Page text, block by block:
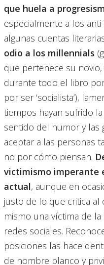
que huela a
especialmente a los
algunas cuentas
odio a los millennials
que pertenece su novio,
durante todo el libro
por ser ‘socialista’),
tiempos hayan sufrido
sentido del humor y las
aceptar a las personas
no por cómo piensan.
victimismo imperante
actual, aunque en
justo de lo que critica al
mismo una víctima de
redes sociales.
posiciones las hace
de hombre blanco y